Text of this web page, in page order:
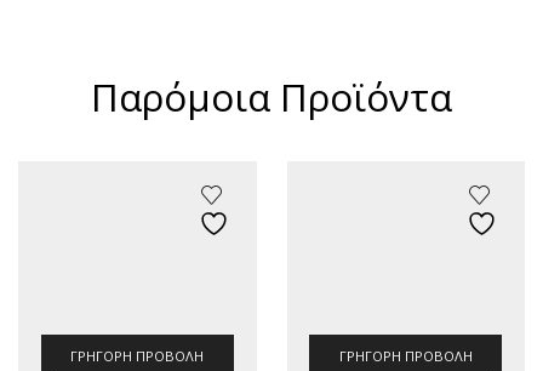
Παρόμοια Προϊόντα
ΓΡΉΓΟΡΗ ΠΡΟΒΟΛΉ ΓΡΉΓΟΡΗ ΠΡΟΒΟΛΉ